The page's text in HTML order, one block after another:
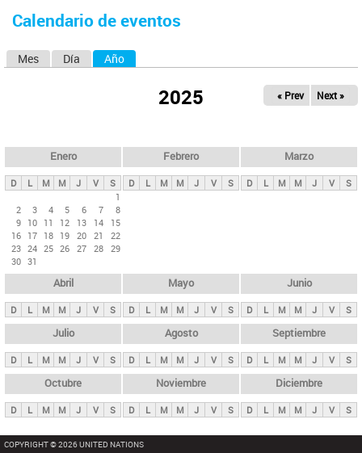
d
usted
Calendario de eventos
s
p
n
c
i
p
l
e
s
Mes Día Año
2025 « Prev Next »
Enero
D L M M J V
S
1
2
3 4 5 6 7
8
9 10 11 12 13 14
15
16 17 18 19 20 21
22
23 24 25 26 27 28 29
30 31
Febrero
D L M M J V S
Marzo
D L M M J V S
Abril
D L M M J V S
Mayo
D L M M J V S
Junio
D L M M J V S
Julio
D L M M J V S
Agosto
D L M M J V S
Septiembre
D L M M J V S
Octubre
D L M M J V S
Noviembre
D L M M J V S
Diciembre
D L M M J V S
COPYRIGHT © 2026 UNITED NATIONS